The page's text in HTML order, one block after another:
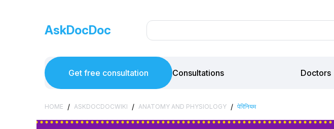
AskDocDoc
Get free consultation Consultations Doctors
HOME / ASKDOCDOCWIKI / ANATOMY AND PHYSIOLOGY / पेरिनियम